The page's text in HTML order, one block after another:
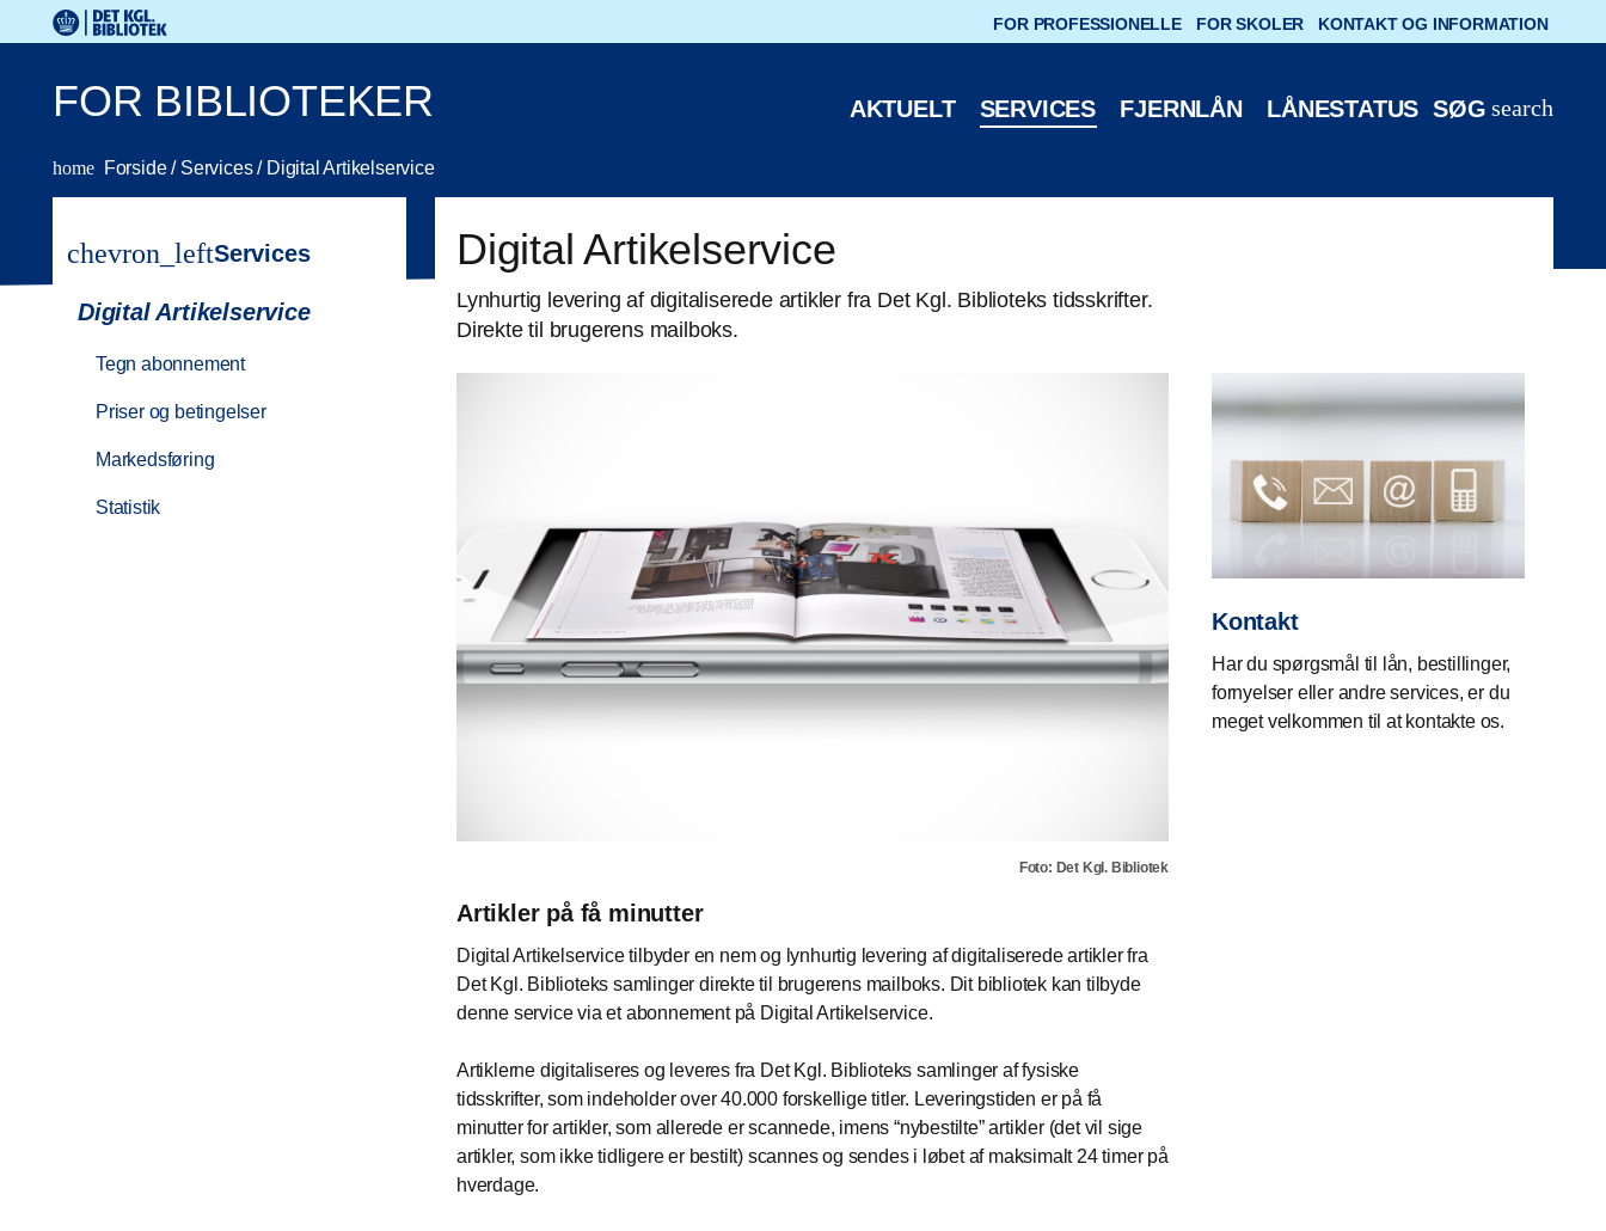
Gå til hovedindholdet
Det Kongelige Biblioteks logo. Gå til Det Kongelige Biblioteks hjemmeside
FOR BIBLIOTEKER AKTUELT SERVICES FJERNLÅN LÅNESTATUS search
SØG
FOR PROFESSIONELLE FOR SKOLER KONTAKT OG INFORMATION
home Forside/ Services/ Digital Artikelservice
chevron_leftServices
Digital Artikelservice
Tegn abonnement
Priser og betingelser
Markedsføring
Statistik
Digital Artikelservice
Lynhurtig levering af digitaliserede artikler fra Det Kgl. Biblioteks tidsskrifter.
Direkte til brugerens mailboks.
Foto: Det Kgl. Bibliotek
Artikler på få minutter
Digital Artikelservice tilbyder en nem og lynhurtig levering af digitaliserede artikler fra
Det Kgl. Biblioteks samlinger direkte til brugerens mailboks. Dit bibliotek kan tilbyde
denne service via et abonnement på Digital Artikelservice.
Artiklerne digitaliseres og leveres fra Det Kgl. Biblioteks samlinger af fysiske
tidsskrifter, som indeholder over 40.000 forskellige titler. Leveringstiden er på få
minutter for artikler, som allerede er scannede, imens “nybestilte” artikler (det vil sige
artikler, som ikke tidligere er bestilt) scannes og sendes i løbet af maksimalt 24 timer på
hverdage.
Kontakt
Har du spørgsmål til lån, bestillinger,
fornyelser eller andre services, er du
meget velkommen til at kontakte os.